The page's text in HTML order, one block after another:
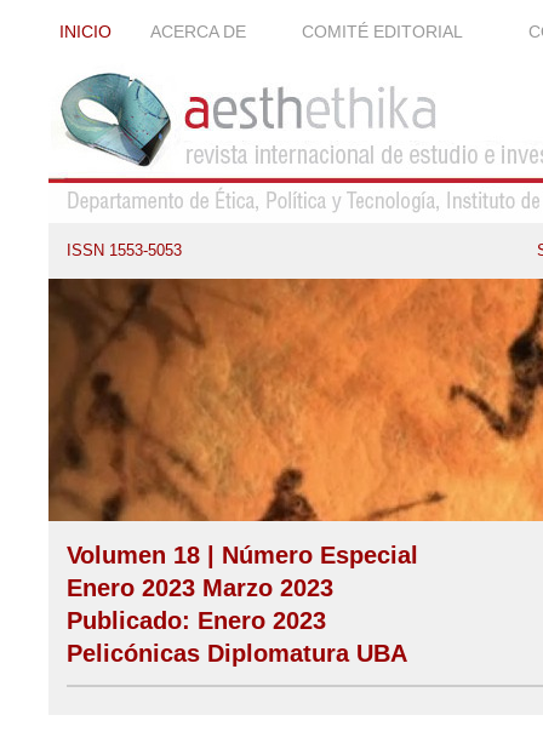
INICIO ACERCA DE COMITÉ EDITORIAL
ISSN 1553-5053
Volumen 18 | Número Especial
Enero 2023 Marzo 2023
Publicado: Enero 2023
Pelicónicas Diplomatura UBA